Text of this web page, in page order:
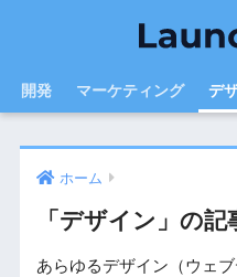
開発 マーケティング デ
ホーム
「デザイン」の記
あらゆるデザイン（ウェ